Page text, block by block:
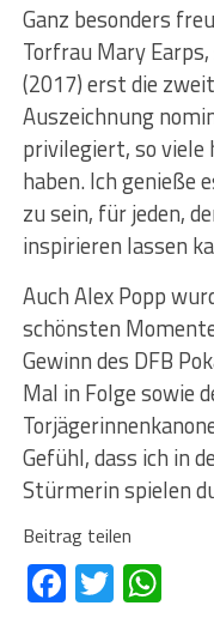
Ganz besonders
Torfrau Mary
(2017) erst die
Auszeichnung
privilegiert, so viele
haben. Ich genieße
zu sein, für jeden,
inspirieren lassen
Auch Alex Popp
schönsten
Gewinn des DFB
Mal in Folge sowie
Gefühl, dass ich in
Stürmerin spielen
Beitrag teilen
Facebook
Twitter